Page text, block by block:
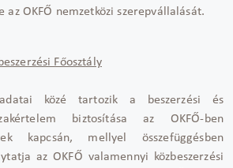
az OKFŐ nemzetközi szerepvállalását.
Főosztály
közé tartozik a beszerzési és
biztosítása az OKFŐ-ben
kapcsán, mellyel összefüggésben
az OKFŐ valamennyi közbeszerzési